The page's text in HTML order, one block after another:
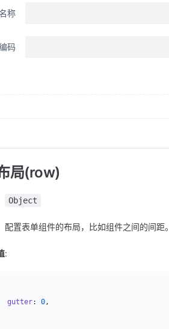
称
码
局(row)
Object
配置表单组件的布局，比如组件之间的间距。
:
gutter
: 0,